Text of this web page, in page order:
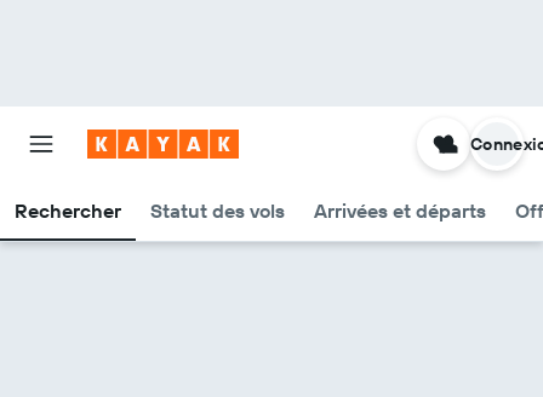
Rechercher Statut des vols Arrivées et départs